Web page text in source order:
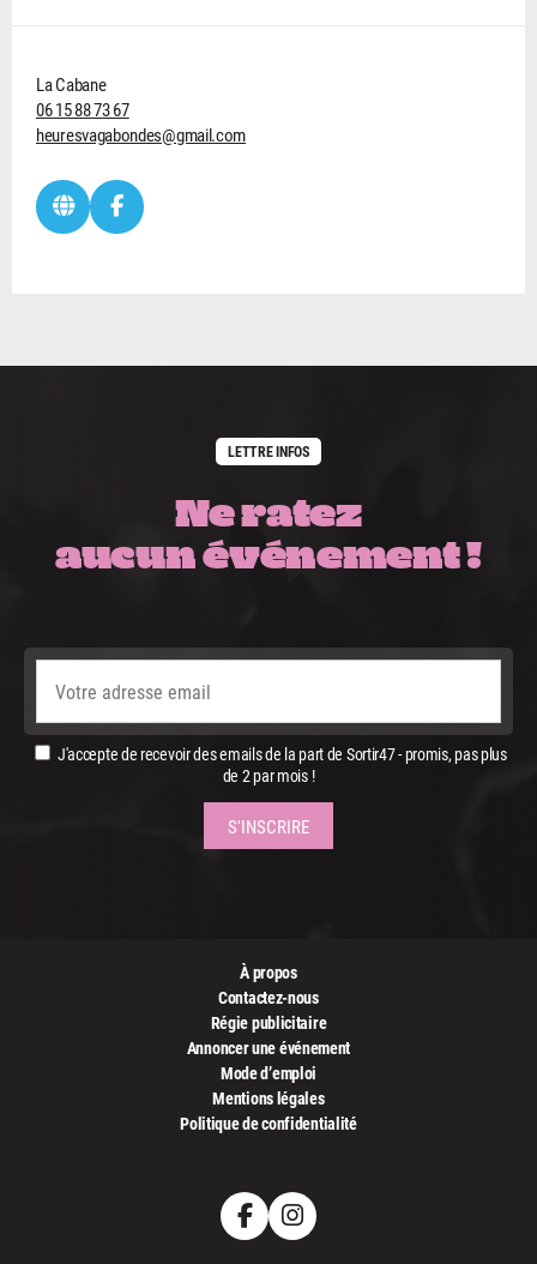
La Cabane
06 15 88 73 67
heuresvagabondes@gmail.com
LETTRE INFOS
Ne ratez
aucun événement !
J'accepte de recevoir des emails de la part de Sortir47 - promis, pas plus
de 2 par mois !
À propos
Contactez-nous
Régie publicitaire
Annoncer une événement
Mode d’emploi
Mentions légales
Politique de confidentialité